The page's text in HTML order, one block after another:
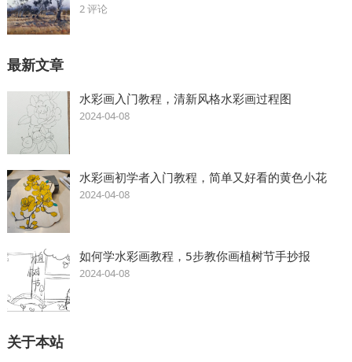
2 评论
最新文章
水彩画入门教程，清新风格水彩画过程图
2024-04-08
水彩画初学者入门教程，简单又好看的黄色小花
2024-04-08
如何学水彩画教程，5步教你画植树节手抄报
2024-04-08
关于本站